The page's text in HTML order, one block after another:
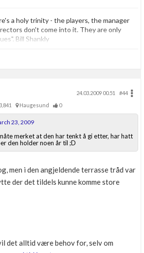
a holy trinity - the players, the manager
don't come into it. They are only
Bill Shankly
to give 100 per cent to your job. Okay,
24.03.2009 00.51
#44
3,841
Haugesund 0
23, 2009
merket at den har tenkt å gi etter, har hatt
den holder noen år til ;D
men i den angjeldende terrasse tråd var
der det tildels kunne komme store
det alltid være behov for, selv om